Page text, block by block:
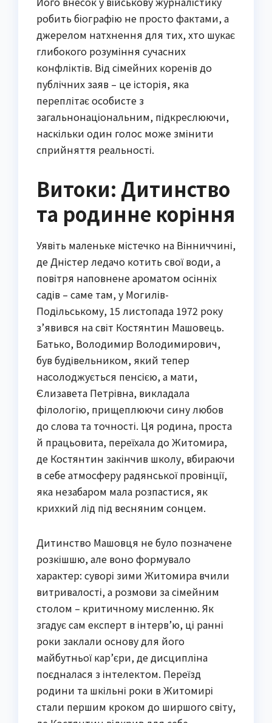
робить біографію не просто фактами, а
джерелом натхнення для тих, хто шукає
глибокого розуміння сучасних
конфліктів. Від сімейних коренів до
публічних заяв – це історія, яка
переплітає особисте з
загальнонаціональним, підкреслюючи,
наскільки один голос може змінити
сприйняття реальності.
Витоки: Дитинство
та родинне коріння
Уявіть маленьке містечко на Вінниччині,
де Дністер ледачо котить свої води, а
повітря наповнене ароматом осінніх
садів – саме там, у Могилів-
Подільському, 15 листопада 1972 року
з’явився на світ Костянтин Машовець.
Батько, Володимир Володимирович,
був будівельником, який тепер
насолоджується пенсією, а мати,
Єлизавета Петрівна, викладала
філологію, прищеплюючи сину любов
до слова та точності. Ця родина, проста
й працьовита, переїхала до Житомира,
де Костянтин закінчив школу, вбираючи
в себе атмосферу радянської провінції,
яка незабаром мала розпастися, як
крихкий лід під весняним сонцем.
Дитинство Машовця не було позначене
розкішшю, але воно формувало
характер: суворі зими Житомира вчили
витривалості, а розмови за сімейним
столом – критичному мисленню. Як
згадує сам експерт в інтерв’ю, ці ранні
роки заклали основу для його
майбутньої кар’єри, де дисципліна
поєдналася з інтелектом. Переїзд
родини та шкільні роки в Житомирі
стали першим кроком до ширшого світу,